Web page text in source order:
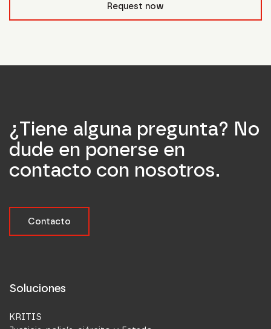
Request now
¿Tiene alguna pregunta? No
dude en ponerse en
contacto con nosotros.
Contacto
Soluciones
KRITIS